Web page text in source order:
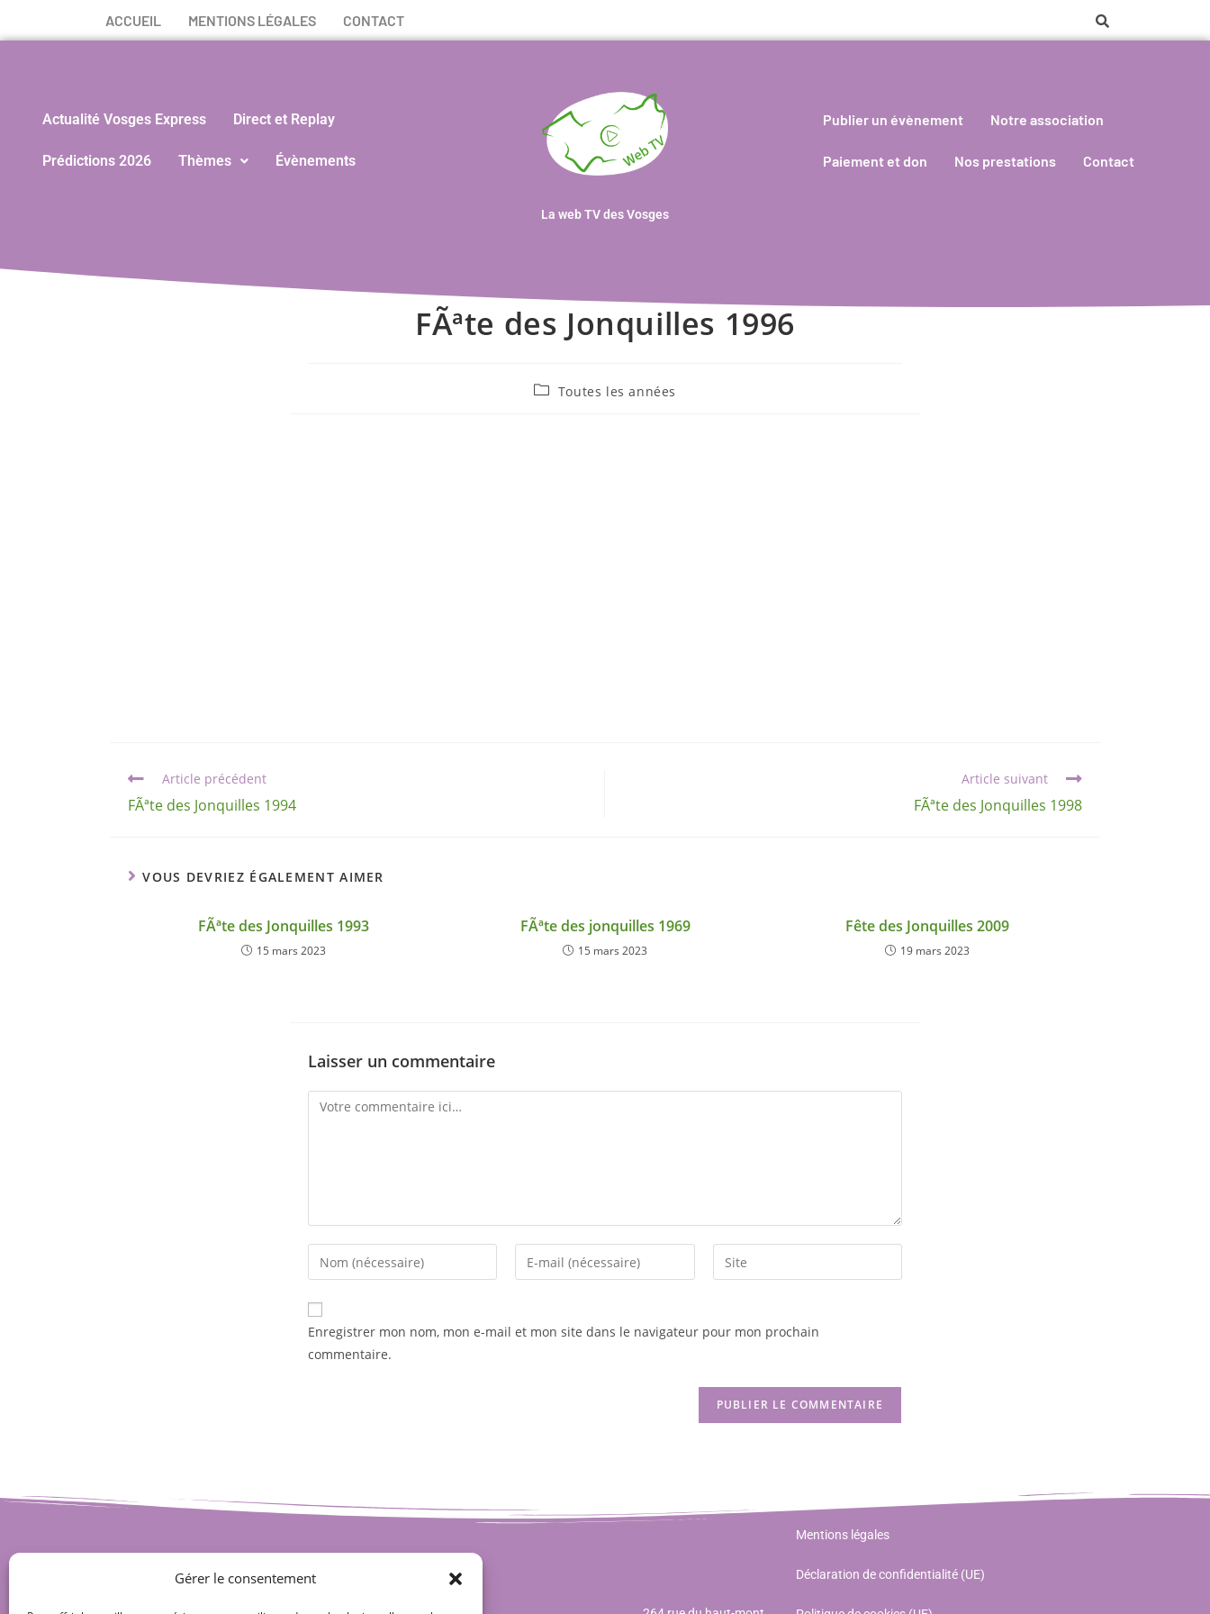
Gérer le consentement
ACCUEIL MENTIONS LÉGALES CONTACT
Actualité Vosges Express Direct et Replay
Prédictions 2026 Thèmes Évènements
La web TV des Vosges
Publier un évènement Notre association
Paiement et don Nos prestations Contact
FÃªte des Jonquilles 1996
Toutes les années
Article précédent
FÃªte des Jonquilles 1994
Article suivant
FÃªte des Jonquilles 1998
VOUS DEVRIEZ ÉGALEMENT AIMER
FÃªte des Jonquilles 1993
15 mars 2023
FÃªte des jonquilles 1969
15 mars 2023
Fête des Jonquilles 2009
19 mars 2023
Laisser un commentaire
Enregistrer mon nom, mon e-mail et mon site dans le navigateur pour mon prochain
commentaire.
Mentions légales
Déclaration de confidentialité (UE)